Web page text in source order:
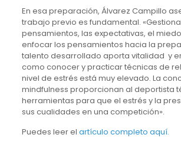
En esa preparación, Álvarez Campillo
trabajo previo es fundamental.
pensamientos, las expectativas, el
enfocar los pensamientos hacia la
talento desarrollado aporta vitalidad y
como conocer y practicar técnicas de
nivel de estrés está muy elevado. La
mindfulness proporcionan al deportista
herramientas para que el estrés y la
sus cualidades en una competición».
Puedes leer el artículo completo aquí.